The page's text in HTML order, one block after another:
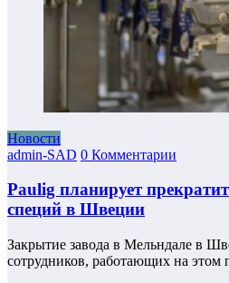
Новости
admin-SAD 0 Комментарии
Paulig планирует
специй в Швеции
Закрытие завода в Мельндале в
сотрудников, работающих на